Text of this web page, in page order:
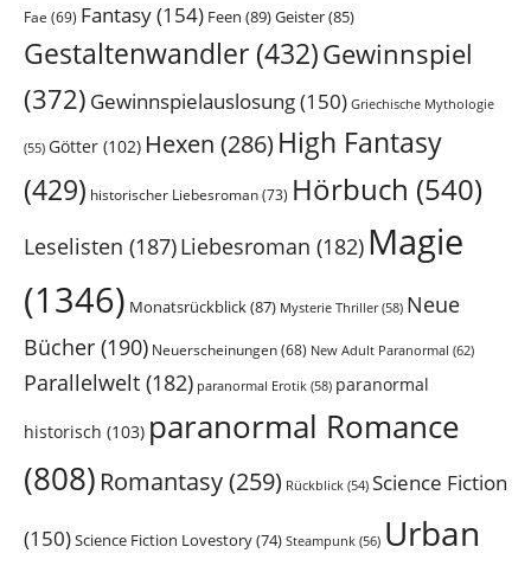
Fae (69) Fantasy(154) Feen (89)Geister(85)
Gestaltenwandler (432)Gewinnspiel
(372) Gewinnspielauslosung(150) Griechische Mythologie
(55) Götter (102) Hexen (286) High Fantasy
(429) historischer Liebesroman(73) Hörbuch (540)
Leselisten (187)Liebesroman (182) Magie
(1346) Monatsrückblick(87) Mysterie Thriller(58) Neue
Bücher (190) Neuerscheinungen(68) New Adult Paranormal (62)
Parallelwelt (182) paranormal Erotik (58) paranormal
historisch (103) paranormal Romance
(808) Romantasy(259) Rückblick (54) Science Fiction
(150)Science Fiction Lovestory(74) Steampunk (56) Urban